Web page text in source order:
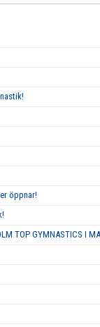
öppnar!
TOP GYMNASTICS I